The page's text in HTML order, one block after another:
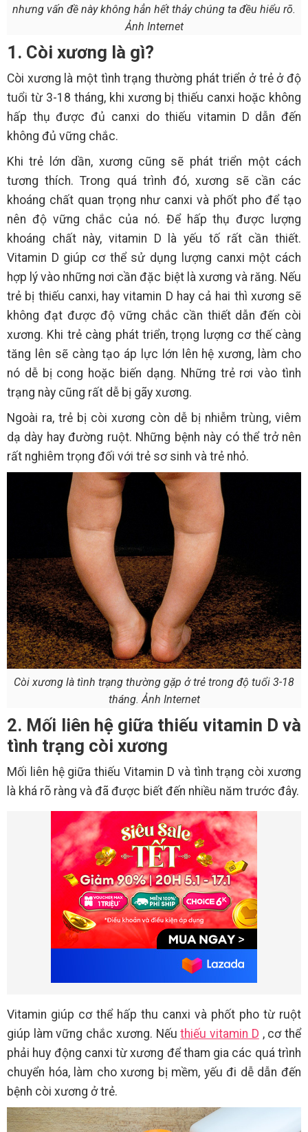
nhưng vấn đề này không hẳn hết thảy chúng ta đều hiểu rõ.
Ảnh Internet
1. Còi xương là gì?
Còi xương là một tình trạng thường phát triển ở trẻ ở độ
tuổi từ 3-18 tháng, khi xương bị thiếu canxi hoặc không
hấp thụ được đủ canxi do thiếu vitamin D dẫn đến
không đủ vững chắc.
Khi trẻ lớn dần, xương cũng sẽ phát triển một cách
tương thích. Trong quá trình đó, xương sẽ cần các
khoáng chất quan trọng như canxi và phốt pho để tạo
nên độ vững chắc của nó. Để hấp thụ được lượng
khoáng chất này, vitamin D là yếu tố rất cần thiết.
Vitamin D giúp cơ thể sử dụng lượng canxi một cách
hợp lý vào những nơi cần đặc biệt là xương và răng. Nếu
trẻ bị thiếu canxi, hay vitamin D hay cả hai thì xương sẽ
không đạt được độ vững chắc cần thiết dẫn đến còi
xương. Khi trẻ càng phát triển, trọng lượng cơ thế càng
tăng lên sẽ càng tạo áp lực lớn lên hệ xương, làm cho
nó dễ bị cong hoặc biến dạng. Những trẻ rơi vào tình
trạng này cũng rất dễ bị gãy xương.
Ngoài ra, trẻ bị còi xương còn dễ bị nhiễm trùng, viêm
dạ dày hay đường ruột. Những bệnh này có thể trở nên
rất nghiêm trọng đối với trẻ sơ sinh và trẻ nhỏ.
Còi xương là tình trạng thường gặp ở trẻ trong độ tuổi 3-18
tháng. Ảnh Internet
2. Mối liên hệ giữa thiếu vitamin D và
tình trạng còi xương
Mối liên hệ giữa thiếu Vitamin D và tình trạng còi xương
là khá rõ ràng và đã được biết đến nhiều năm trước đây.
Vitamin giúp cơ thể hấp thu canxi và phốt pho từ ruột
giúp làm vững chắc xương. Nếuthiếu vitamin D , cơ thể
phải huy động canxi từ xương để tham gia các quá trình
chuyển hóa, làm cho xương bị mềm, yếu đi dễ dẫn đến
bệnh còi xương ở trẻ.